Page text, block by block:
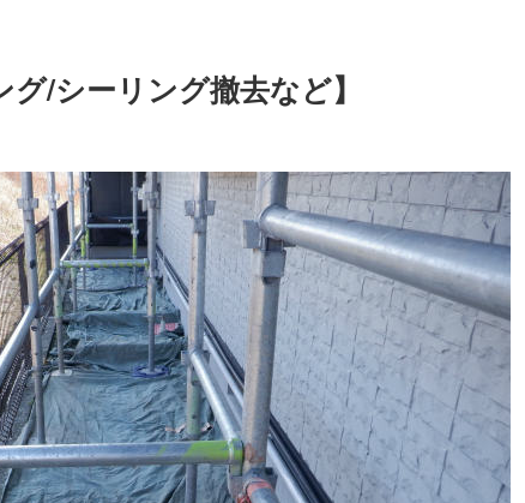
/シーリング撤去など】